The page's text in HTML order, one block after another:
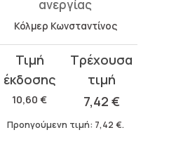
ανεργίας
Κόλμερ Κωνσταντίνος
10,60€
Original
price
was:
10,60 €.
7,42 €
τρέχουσα
τιμή
είναι:
Προηγούμενη τιμή: 7,42 €.